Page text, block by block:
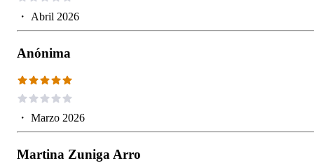
・ Abril 2026
Anónima
・ Marzo 2026
Martina Zuniga Arro